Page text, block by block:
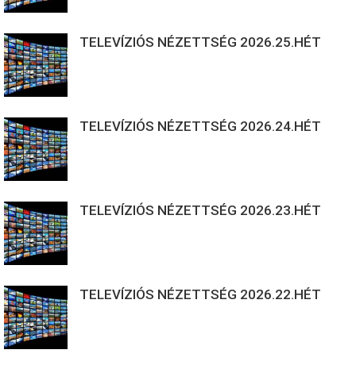
TELEVÍZIÓS NÉZETTSÉG 2026.25.HÉT
TELEVÍZIÓS NÉZETTSÉG 2026.24.HÉT
TELEVÍZIÓS NÉZETTSÉG 2026.23.HÉT
TELEVÍZIÓS NÉZETTSÉG 2026.22.HÉT